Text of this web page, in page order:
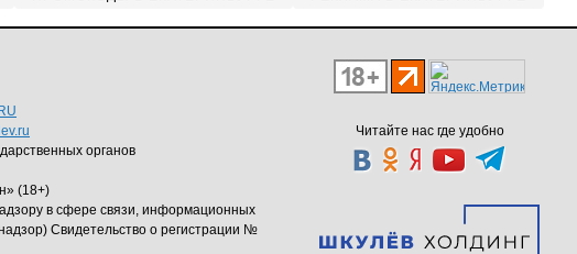
Читайте нас где удобно
органов
(18+)
в сфере связи, информационных
Свидетельство о регистрации №